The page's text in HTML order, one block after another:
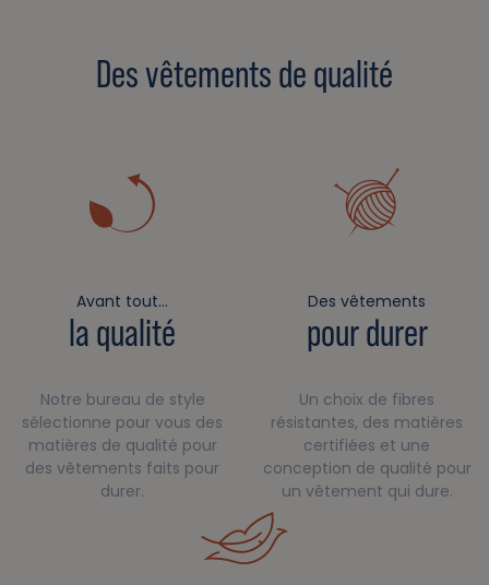
Des vêtements de qualité
Avant tout…
la qualité
Notre bureau de style
sélectionne pour vous des
matières de qualité pour
des vêtements faits pour
durer.
Des vêtements
pour durer
Un choix de fibres
résistantes, des matières
certifiées et une
conception de qualité pour
un vêtement qui dure.